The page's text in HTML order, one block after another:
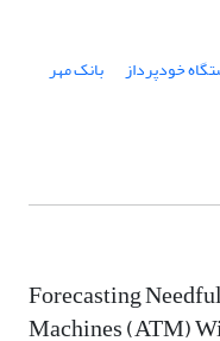
خودپرداز بانک مهر
Forecasting
Machines (ATM)